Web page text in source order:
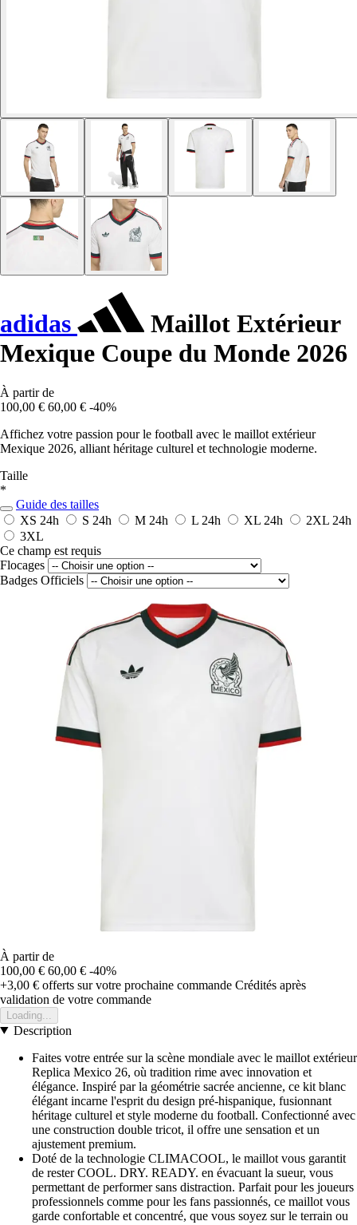
adidas
Maillot Extérieur
Mexique Coupe du Monde 2026
À partir de
100,00 € 60,00 € -40%
Affichez votre passion pour le football avec le maillot extérieur
Mexique 2026, alliant héritage culturel et technologie moderne.
Taille
*
Guide des tailles
XS 24h S 24h M 24h L 24h XL 24h 2XL 24h
3XL
Ce champ est requis
Flocages
Badges Officiels
À partir de
100,00 € 60,00 € -40%
+3,00 € offerts sur votre prochaine commande Crédités après
validation de votre commande
Loading...
Description
Faites votre entrée sur la scène mondiale avec le maillot extérieur
Replica Mexico 26, où tradition rime avec innovation et
élégance. Inspiré par la géométrie sacrée ancienne, ce kit blanc
élégant incarne l'esprit du design pré-hispanique, fusionnant
héritage culturel et style moderne du football. Confectionné avec
une construction double tricot, il offre une sensation et un
ajustement premium.
Doté de la technologie CLIMACOOL, le maillot vous garantit
de rester COOL. DRY. READY. en évacuant la sueur, vous
permettant de performer sans distraction. Parfait pour les joueurs
professionnels comme pour les fans passionnés, ce maillot vous
garde confortable et concentré, que vous soyez sur le terrain ou